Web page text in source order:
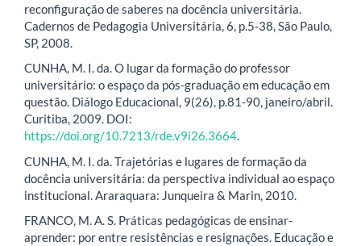
reconfiguração de saberes na docência universitária.
Cadernos de Pedagogia Universitária, 6, p.5-38, São Paulo,
SP, 2008.
CUNHA, M. I. da. O lugar da formação do professor
universitário: o espaço da pós-graduação em educação em
questão. Diálogo Educacional, 9(26), p.81-90, janeiro/abril.
Curitiba, 2009. DOI:
https://doi.org/10.7213/rde.v9i26.3664.
CUNHA, M. I. da. Trajetórias e lugares de formação da
docência universitária: da perspectiva individual ao espaço
institucional. Araraquara: Junqueira & Marin, 2010.
FRANCO, M. A. S. Práticas pedagógicas de ensinar-
aprender: por entre resistências e resignações. Educação e